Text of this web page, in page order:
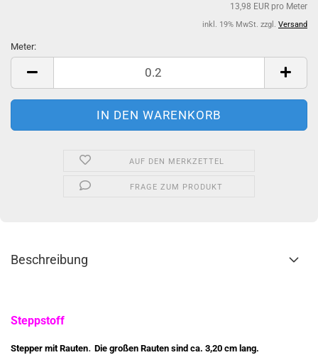
13,98 EUR pro Meter
inkl. 19% MwSt. zzgl. Versand
Meter:
Meter
AUF DEN MERKZETTEL
FRAGE ZUM PRODUKT
Beschreibung
Steppstoff
Stepper mit Rauten. Die großen Rauten sind ca. 3,20 cm lang.